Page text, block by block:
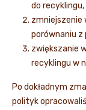
do
zmniejszenie
porównaniu
zwiększanie
recyklingu w
Po dokładnym
polityk